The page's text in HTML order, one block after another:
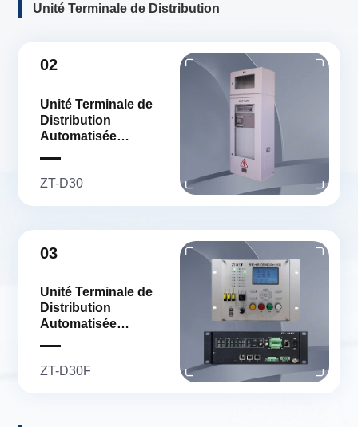
Unité Terminale de Distribution
02
Unité Terminale de
Distribution
Automatisée
ZT-D30
03
Unité Terminale de
Distribution
Automatisée
ZT-D30F